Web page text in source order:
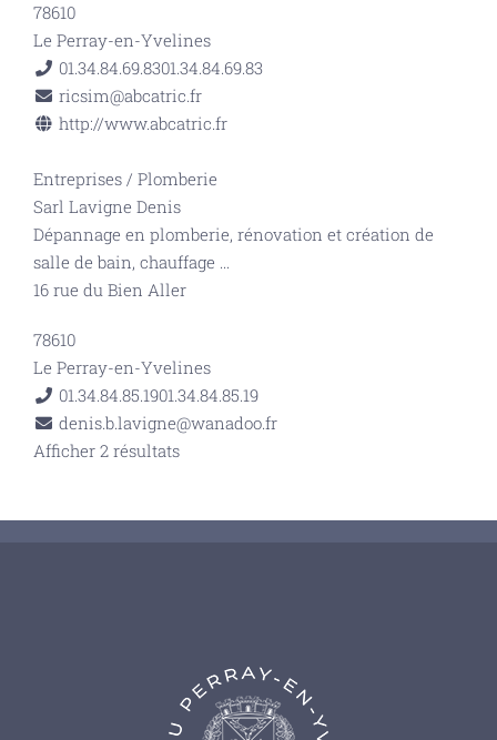
78610
Le Perray-en-Yvelines
01.34.84.69.8301.34.84.69.83
ricsim@abcatric.fr
http://www.abcatric.fr
Entreprises / Plomberie
Sarl Lavigne Denis
Dépannage en plomberie, rénovation et création de
salle de bain, chauffage ...
16 rue du Bien Aller
78610
Le Perray-en-Yvelines
01.34.84.85.1901.34.84.85.19
denis.b.lavigne@wanadoo.fr
Afficher 2 résultats